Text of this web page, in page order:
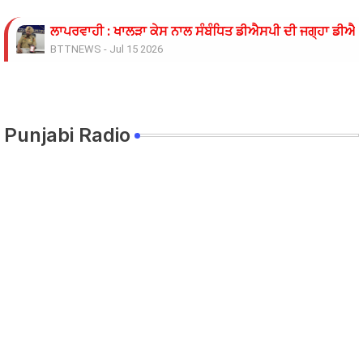
ਲਾਪਰਵਾਹੀ : ਖਾਲੜਾ ਕੇਸ ਨਾਲ ਸੰਬੰਧਿਤ ਡੀਐਸਪੀ ਦੀ ਜਗ੍ਹਾ
BTTNEWS - Jul 15 2026
11 ਜੂਨ ਦੇ ਗੰਭੀਰਪੁਰ ਸਿੱਖਿਆ ਮੰਤਰੀ ਪੰਜਾਬ ਦੇ ਪਿੰਡ ਧਰਨੇ ਸੰਬੰਧੀ
Punjabi Radio